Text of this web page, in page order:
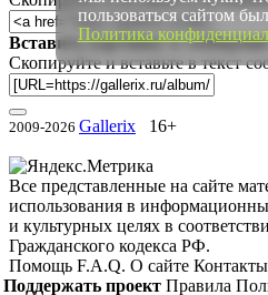
Вставить картинку в
Скопируйте и вставьте в текст
2009-2026 Gallerix 16+
Все представленные на сайте
использования в
и культурных целях в
Гражданского кодекса РФ.
Помощь F.A.Q. О сайте Контакты
Поддержать проект Правила
пользоваться сайтом
Политика